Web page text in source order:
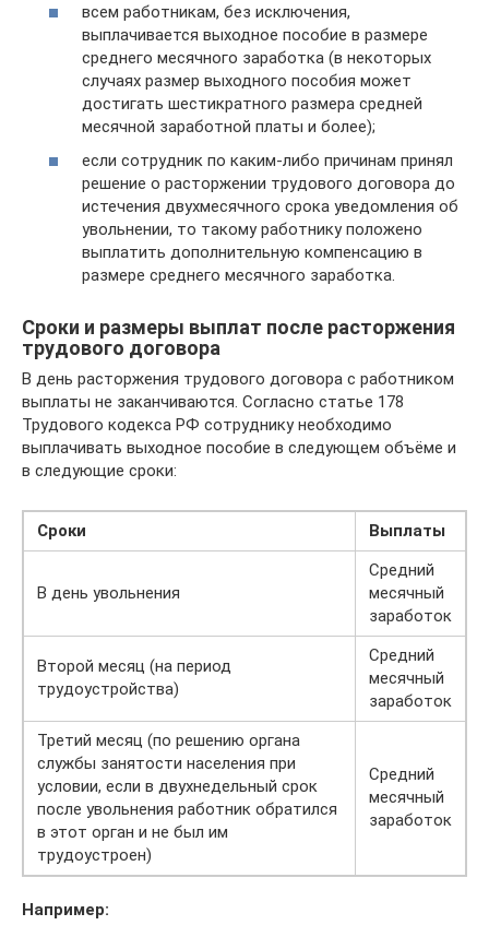
всем работникам, без исключения,
выплачивается выходное пособие в размере
среднего месячного заработка (в некоторых
случаях размер выходного пособия может
достигать шестикратного размера средней
месячной заработной платы и более);
если сотрудник по каким-либо причинам принял
решение о расторжении трудового договора до
истечения двухмесячного срока уведомления об
увольнении, то такому работнику положено
выплатить дополнительную компенсацию в
размере среднего месячного заработка.
Сроки и размеры выплат после расторжения
трудового договора
В день расторжения трудового договора с работником
выплаты не заканчиваются. Согласно статье 178
Трудового кодекса РФ сотруднику необходимо
выплачивать выходное пособие в следующем объёме и
в следующие сроки:
Сроки Выплаты
В день увольнения
Средний
месячный
заработок
Второй месяц (на период
трудоустройства)
Средний
месячный
заработок
Третий месяц (по решению органа
службы занятости населения при
условии, если в двухнедельный срок
после увольнения работник обратился
в этот орган и не был им
трудоустроен)
Средний
месячный
заработок
Например: